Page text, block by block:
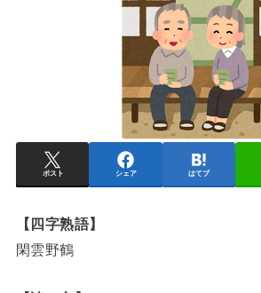
ポスト シェア はてブ
【四字熟語】
閑雲野鶴